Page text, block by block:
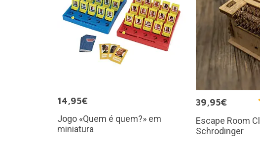
14,95€
Jogo «Quem é quem?» em
miniatura
39,95€
Escape Room
Schrodinger